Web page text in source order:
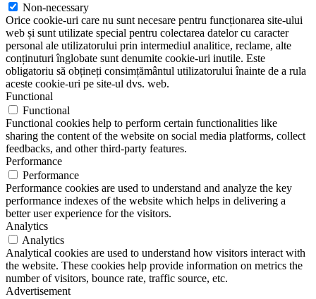
Non-necessary
Orice cookie-uri care nu sunt necesare pentru funcționarea site-ului
web și sunt utilizate special pentru colectarea datelor cu caracter
personal ale utilizatorului prin intermediul analitice, reclame, alte
conținuturi înglobate sunt denumite cookie-uri inutile. Este
obligatoriu să obțineți consimțământul utilizatorului înainte de a rula
aceste cookie-uri pe site-ul dvs. web.
Functional
Functional
Functional cookies help to perform certain functionalities like
sharing the content of the website on social media platforms, collect
feedbacks, and other third-party features.
Performance
Performance
Performance cookies are used to understand and analyze the key
performance indexes of the website which helps in delivering a
better user experience for the visitors.
Analytics
Analytics
Analytical cookies are used to understand how visitors interact with
the website. These cookies help provide information on metrics the
number of visitors, bounce rate, traffic source, etc.
Advertisement